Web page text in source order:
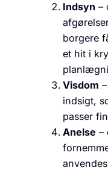
Indsyn –
borgere
et hit i
Visdom
indsigt,
passer
Anelse –